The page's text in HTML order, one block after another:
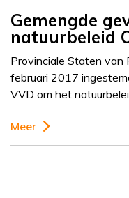
Gemengde
natuurbeleid
Provinciale Staten van
februari 2017
VVD om het
Meer